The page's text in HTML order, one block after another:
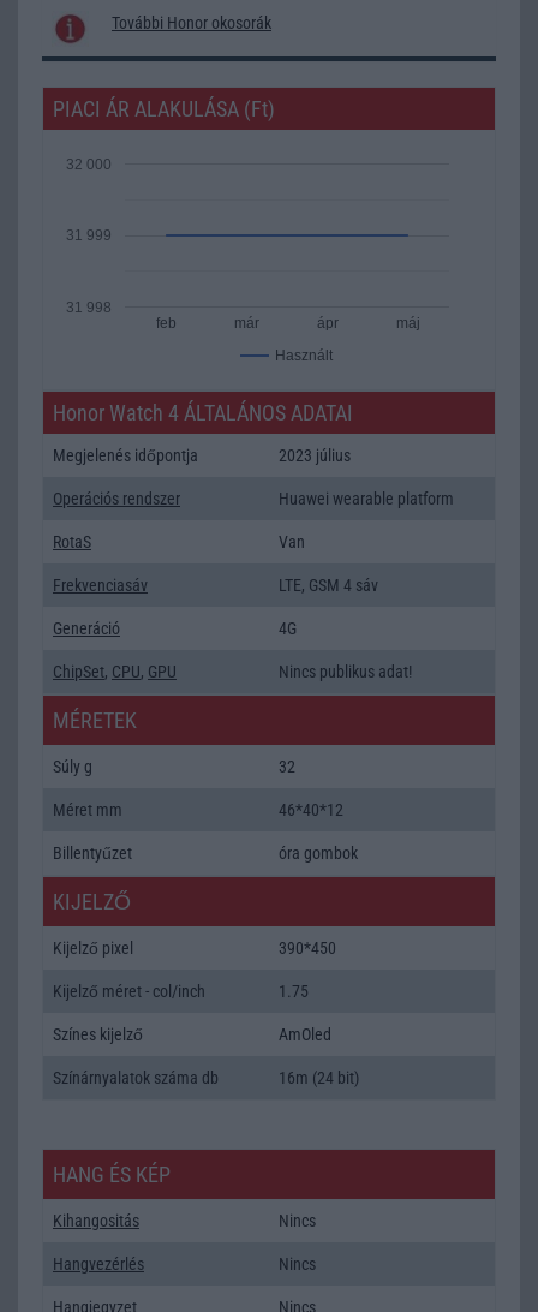
További Honor okosorák
PIACI ÁR ALAKULÁSA (Ft)
Használt
feb már ápr máj
31 998
31 999
32 000
Honor Watch 4 ÁLTALÁNOS ADATAI
Megjelenés időpontja 2023 július
Operációs rendszer Huawei wearable platform
RotaS Van
Frekvenciasáv LTE, GSM 4 sáv
Generáció 4G
ChipSet, CPU, GPU Nincs publikus adat!
MÉRETEK
Súly g 32
Méret mm 46*40*12
Billentyűzet óra gombok
KIJELZŐ
Kijelző pixel 390*450
Kijelző méret - col/inch 1.75
Színes kijelző AmOled
Színárnyalatok száma db 16m (24 bit)
HANG ÉS KÉP
Kihangositás Nincs
Hangvezérlés Nincs
Hangjegyzet Nincs